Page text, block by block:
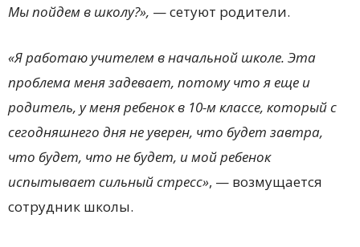
Мы пойдем в школу?», — сетуют родители.
«Я работаю учителем в начальной школе. Эта
проблема меня задевает, потому что я еще и
родитель, у меня ребенок в 10-м классе, который с
сегодняшнего дня не уверен, что будет завтра,
что будет, что не будет, и мой ребенок
испытывает сильный стресс», — возмущается
сотрудник школы.